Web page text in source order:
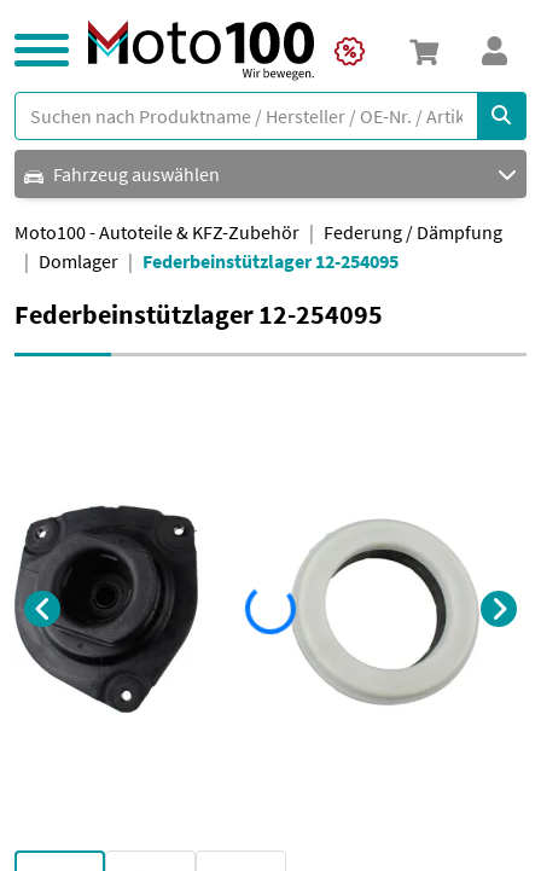
Fahrzeug auswählen
Moto100 - Autoteile & KFZ-Zubehör
Federung / Dämpfung
Domlager
Federbeinstützlager 12-254095
Federbeinstützlager 12-254095